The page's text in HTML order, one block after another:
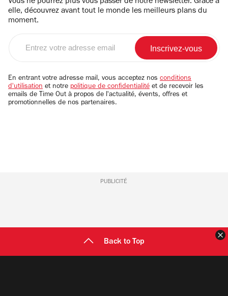
elle, découvrez avant tout le monde les meilleurs plans du
moment.
email
En entrant votre adresse mail, vous acceptez nos conditions
d'utilisation et notre politique de confidentialité et de recevoir les
emails de Time Out à propos de l'actualité, évents, offres et
promotionnelles de nos partenaires.
PUBLICITÉ
Back to Top